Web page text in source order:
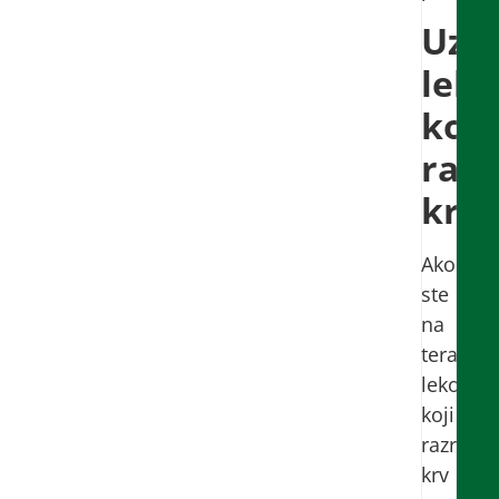
koji
krv
Ako
ste
na
terapiji
koji
krv